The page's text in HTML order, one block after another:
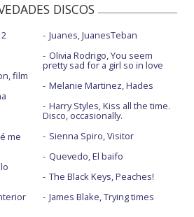
DISCOS
film
me
Juanes, JuanesTeban
Olivia Rodrigo, You seem
pretty sad for a girl so in love
Melanie Martinez, Hades
Harry Styles, Kiss all the time.
Disco, occasionally.
Sienna Spiro, Visitor
Quevedo, El baifo
The Black Keys, Peaches!
James Blake, Trying times